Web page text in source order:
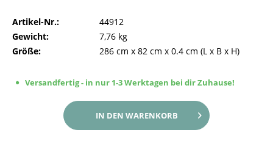
Artikel-Nr.:
44912
Gewicht:
7,76 kg
Größe:
286 cm x 82 cm x 0.4 cm (L x B x H)
Versandfertig - in nur 1-3 Werktagen bei dir Zuhause!
IN DEN WARENKORB